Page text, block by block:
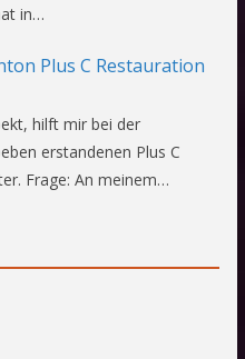
in…
Plus C Restauration
hilft mir bei der
erstandenen Plus C
Frage: An meinem…